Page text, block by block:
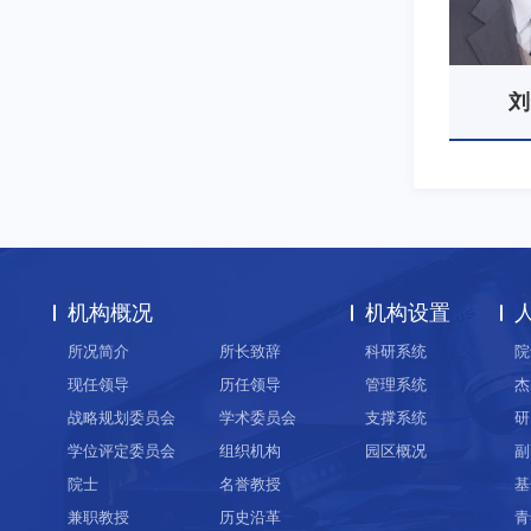
机构概况
所况简介
所长致辞
现任领导
历任领导
战略规划委员会
学术委员会
学位评定委员会
组织机构
院士
名誉教授
兼职教授
历史沿革
机构设置
科研系统
管理系统
支撑系统
园区概况